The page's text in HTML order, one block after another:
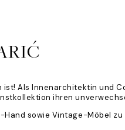
Als Innenarchitektin und
ihren
sowie Vintage-Möbel